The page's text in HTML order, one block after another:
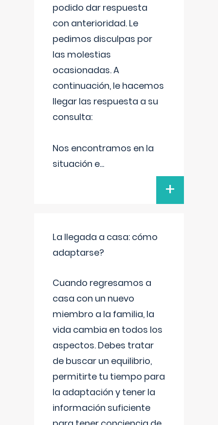
podido dar respuesta
con anterioridad. Le
pedimos disculpas por
las molestias
ocasionadas. A
continuación, le hacemos
llegar las respuesta a su
consulta:
Nos encontramos en la
situación e...
+
La llegada a casa: cómo
adaptarse?
Cuando regresamos a
casa con un nuevo
miembro a la familia, la
vida cambia en todos los
aspectos. Debes tratar
de buscar un equilibrio,
permitirte tu tiempo para
la adaptación y tener la
información suficiente